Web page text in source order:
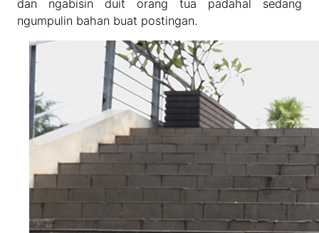
dan ngabisin duit orang tua padahal sedang
ngumpulin bahan buat postingan.